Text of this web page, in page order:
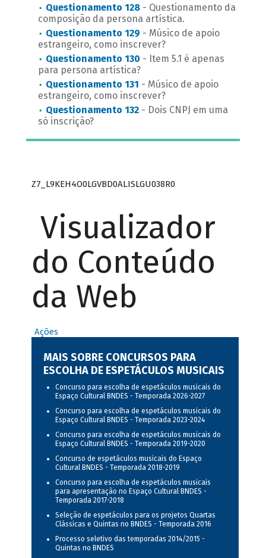
Questionamento 128 - Questionamento da
composição da persona artística.
Questionamento 129 - Músico de apoio
estrangeiro, como inscrever?
Questionamento 130 - Item 5.1 é apenas
para persona artística?
Questionamento 131 - Músico de apoio
estrangeiro, como inscrever?
Questionamento 132 - Dois CNPJ em uma
só inscrição?
Z7_L9KEH4O0LGVBD0ALISLGU038R0
Visualizador
do Conteúdo
da Web
Ações
MAIS SOBRE CONCURSOS PARA
ESCOLHA DE ESPETÁCULOS MUSICAIS
Concurso para escolha de espetáculos musicais do
Espaço Cultural BNDES - Temporada 2026-2027
Concurso para escolha de espetáculos musicais do
Espaço Cultural BNDES - Temporada 2023-2024
Concurso para escolha de espetáculos musicais do
Espaço Cultural BNDES - Temporada 2019-2020
Concurso de espetáculos musicais do Espaço
Cultural BNDES - Temporada 2018-2019
Concurso para escolha de espetáculos musicais
para apresentação no Espaço Cultural BNDES -
Temporada 2017-2018
Seleção de espetáculos para os projetos Quartas
Clássicas e Quintas no BNDES - Temporada 2016
Processo seletivo das temporadas 2014/2015 -
Quintas no BNDES